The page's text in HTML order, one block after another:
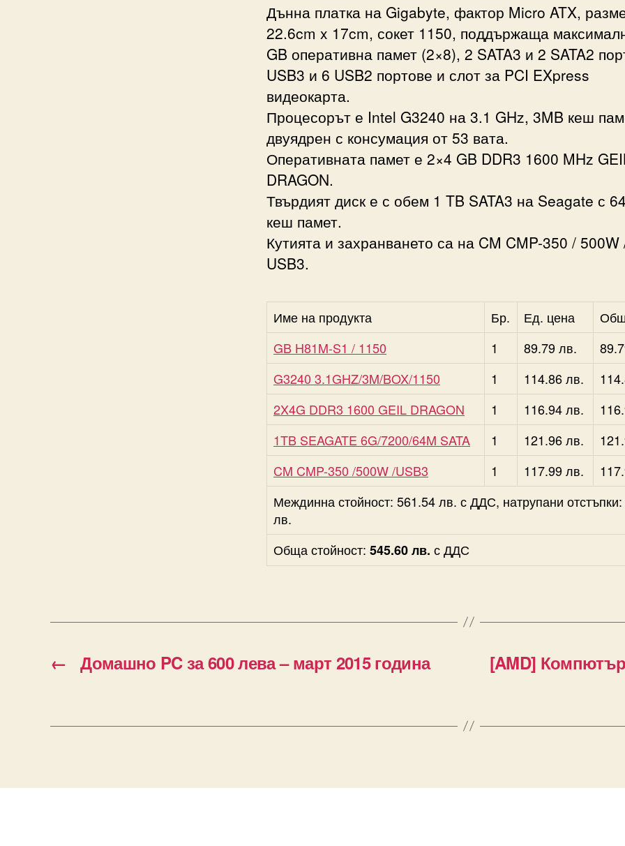
Дънна платка на Gigabyte, фактор Micro ATX,
22.6cm x 17cm, сокет 1150, поддържаща
GB оперативна памет (2×8), 2 SATA3 и 2 SATA2
USB3 и 6 USB2 портове и слот за PCI EXpress
видеокарта.
Процесорът е Intel G3240 на 3.1 GHz, 3MB кеш
двуядрен с консумация от 53 вата.
Оперативната памет е 2×4 GB DDR3 1600 MHz
DRAGON.
Твърдият диск е с обем 1 TB SATA3 на Seagate с
кеш памет.
Кутията и захранването са на CM CMP-350 / 500W
USB3.
Име на продукта Бр. Ед. цена
GB H81M-S1 / 1150
1 89.79 лв.
G3240 3.1GHZ/3M/BOX/1150
1 114.86 лв.
2X4G DDR3 1600 GEIL DRAGON
1 116.94 лв.
1TB SEAGATE 6G/7200/64M SATA
1 121.96 лв.
CM CMP-350 /500W /USB3
1 117.99 лв.
Междинна стойност: 561.54 лв. с ДДС, натрупани
лв.
Обща стойност: 545.60 лв. с ДДС
← Домашно PC за 600 лева – март 2015 година [AMD]